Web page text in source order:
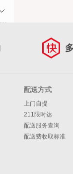
配送方式
上门自提
211限时达
配送服务查询
配送费收取标准